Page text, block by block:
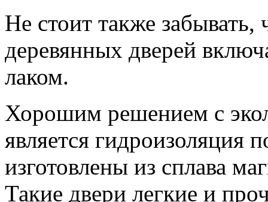
Не стоит также забывать,
деревянных дверей
лаком.
Хорошим решением с
является гидроизоляция
изготовлены из сплава
Такие двери легкие и